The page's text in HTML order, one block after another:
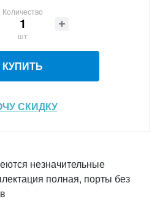
Количество
шт
КУПИТЬ
СКИДКУ
незначительные
полная, порты без